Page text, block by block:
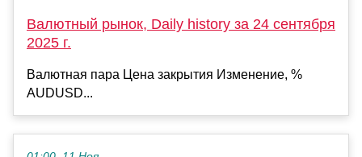
Валютный рынок, Daily history за 24 сентября
2025 г.
Валютная пара Цена закрытия Изменение, %
AUDUSD...